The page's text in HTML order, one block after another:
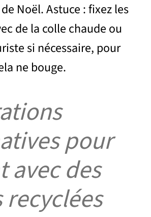
Noël. Astuce : fixez les
de la colle chaude ou
si nécessaire, pour
ne bouge.
pour
avec des
recyclées